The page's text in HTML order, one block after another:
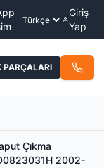
Giriş
Yap
PARÇALARI
Çıkma
2002-